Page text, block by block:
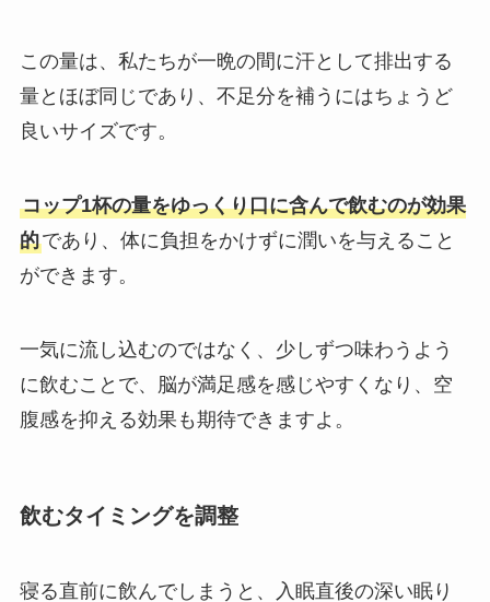
この量は、私たちが一晩の間に汗として排出する
量とほぼ同じであり、不足分を補うにはちょうど
良いサイズです。
コップ1杯の量をゆっくり口に含んで飲むのが効果
的であり、体に負担をかけずに潤いを与えること
ができます。
一気に流し込むのではなく、少しずつ味わうよう
に飲むことで、脳が満足感を感じやすくなり、空
腹感を抑える効果も期待できますよ。
飲むタイミングを調整
寝る直前に飲んでしまうと、入眠直後の深い眠り